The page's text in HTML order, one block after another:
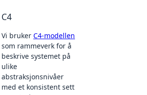
C4
Vi bruker C4-modellen
som rammeverk for å
beskrive systemet på
ulike
abstraksjonsnivåer
med et konsistent sett